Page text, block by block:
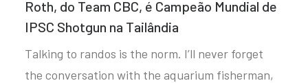
Roth, do Team CBC, é Campeão Mundial de
IPSC Shotgun na Tailândia
Talking to randos is the norm. I’ll never forget
the conversation with the aquarium fisherman,